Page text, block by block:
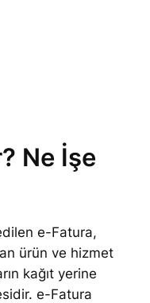
0
,
Ne İşe
e-Fatura,
ürün ve hizmet
kağıt yerine
e-Fatura